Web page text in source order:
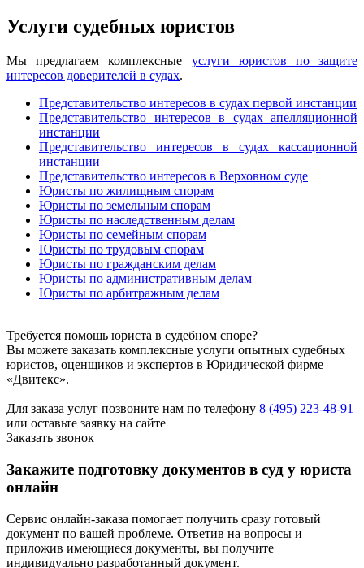
Услуги судебных юристов
Мы предлагаем комплексные услуги юристов по защите
интересов доверителей в судах.
Представительство интересов в судах первой инстанции
Представительство интересов в судах апелляционной
инстанции
Представительство интересов в судах кассационной
инстанции
Представительство интересов в Верховном суде
Юристы по жилищным спорам
Юристы по земельным спорам
Юристы по наследственным делам
Юристы по семейным спорам
Юристы по трудовым спорам
Юристы по гражданским делам
Юристы по административным делам
Юристы по арбитражным делам
Требуется помощь юриста в судебном споре?
Вы можете заказать комплексные услуги опытных судебных
юристов, оценщиков и экспертов в Юридической фирме
«Двитекс».
Для заказа услуг позвоните нам по телефону 8 (495) 223-48-91
или оставьте заявку на сайте
Заказать звонок
Закажите подготовку документов в суд у юриста
онлайн
Сервис онлайн-заказа помогает получить сразу готовый
документ по вашей проблеме. Ответив на вопросы и
приложив имеющиеся документы, вы получите
индивидуально разработанный документ.